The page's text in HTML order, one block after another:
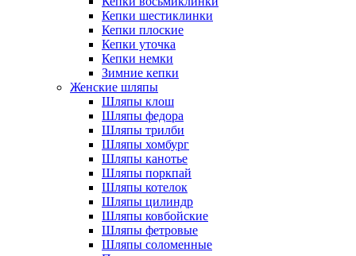
Кепки шестиклинки
Кепки плоские
Кепки уточка
Кепки немки
Зимние кепки
Женские шляпы
Шляпы клош
Шляпы федора
Шляпы трилби
Шляпы хомбург
Шляпы канотье
Шляпы поркпай
Шляпы котелок
Шляпы цилиндр
Шляпы ковбойские
Шляпы фетровые
Шляпы соломенные